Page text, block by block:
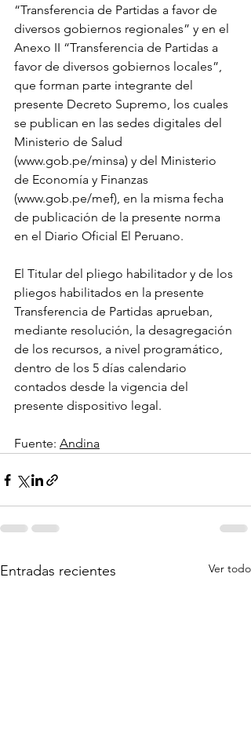
“Transferencia de Partidas a favor de
diversos gobiernos regionales” y en el
Anexo II “Transferencia de Partidas a
favor de diversos gobiernos locales”,
que forman parte integrante del
presente Decreto Supremo, los cuales
se publican en las sedes digitales del
Ministerio de Salud
(www.gob.pe/minsa) y del Ministerio
de Economía y Finanzas
(www.gob.pe/mef), en la misma fecha
de publicación de la presente norma
en el Diario Oficial El Peruano.
El Titular del pliego habilitador y de los
pliegos habilitados en la presente
Transferencia de Partidas aprueban,
mediante resolución, la desagregación
de los recursos, a nivel programático,
dentro de los 5 días calendario
contados desde la vigencia del
presente dispositivo legal.
Fuente: Andina
Entradas recientes Ver todo